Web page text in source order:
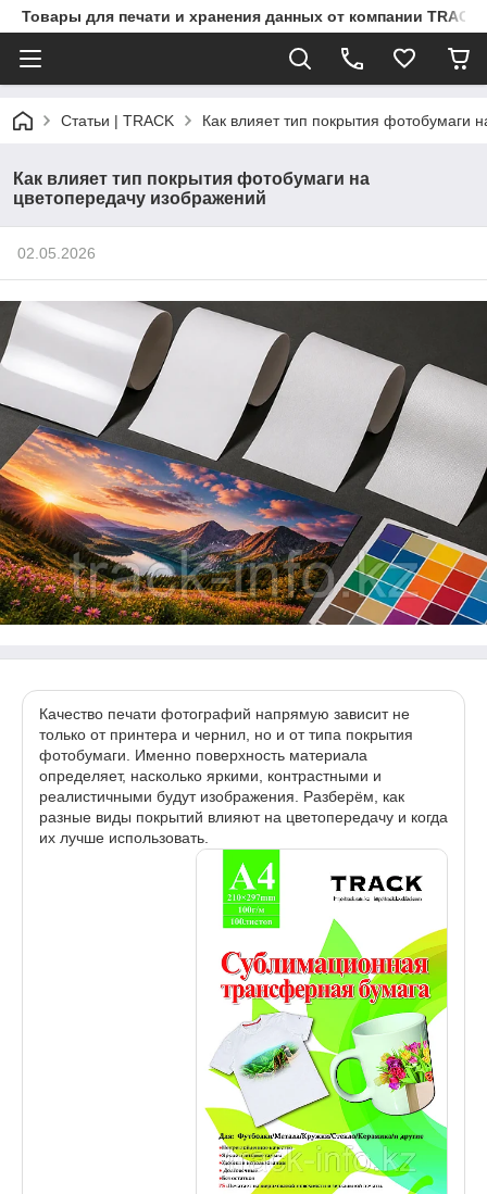
Товары для печати и хранения данных от компании TRACK
Статьи | TRACK Как влияет тип покрытия фотобумаги
Как влияет тип покрытия фотобумаги на
цветопередачу изображений
02.05.2026
Качество печати фотографий напрямую зависит не
только от принтера и чернил, но и от типа покрытия
фотобумаги. Именно поверхность материала
определяет, насколько яркими, контрастными и
реалистичными будут изображения. Разберём, как
разные виды покрытий влияют на цветопередачу и когда
их лучше использовать.